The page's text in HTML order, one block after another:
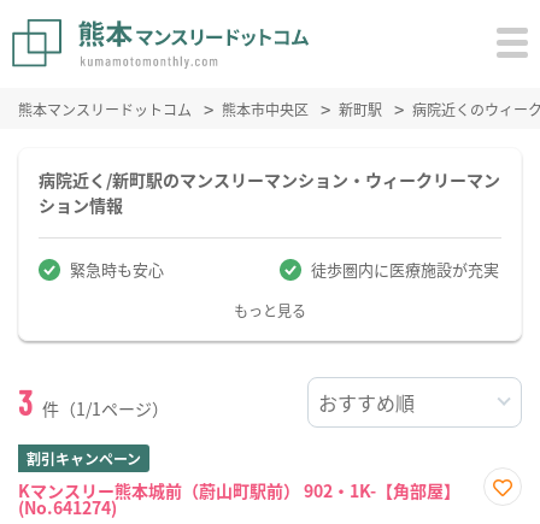
熊本マンスリードットコム 熊本市中央区 新町駅 病院近くのウィー
病院近く/新町駅のマンスリーマンション・ウィークリーマン
ション情報
緊急時も安心 徒歩圏内に医療施設が充実
もっと見る
3 件（1/1ページ）
割引キャンペーン
Kマンスリー熊本城前（蔚山町駅前） 902・1K-【角部屋】
(No.641274)